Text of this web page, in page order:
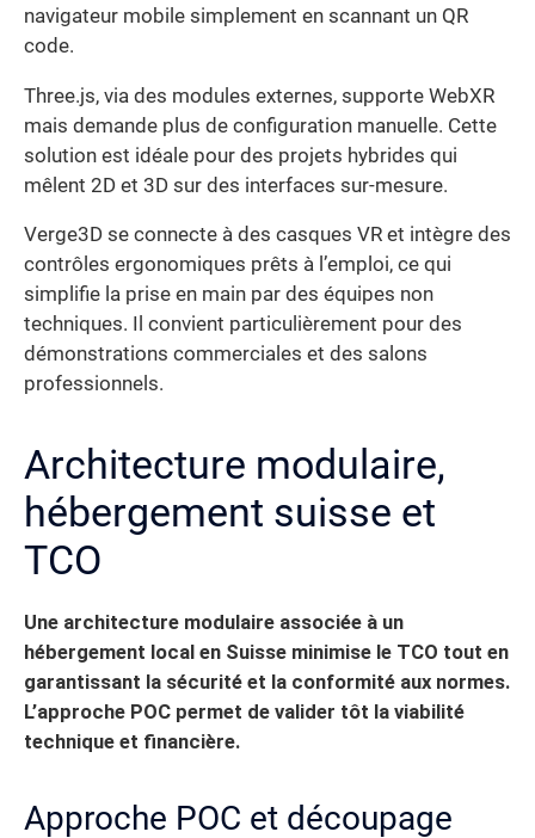
navigateur mobile simplement en scannant un QR
code.
Three.js, via des modules externes, supporte WebXR
mais demande plus de configuration manuelle. Cette
solution est idéale pour des projets hybrides qui
mêlent 2D et 3D sur des interfaces sur-mesure.
Verge3D se connecte à des casques VR et intègre des
contrôles ergonomiques prêts à l’emploi, ce qui
simplifie la prise en main par des équipes non
techniques. Il convient particulièrement pour des
démonstrations commerciales et des salons
professionnels.
Architecture modulaire,
hébergement suisse et
TCO
Une architecture modulaire associée à un
hébergement local en Suisse minimise le TCO tout en
garantissant la sécurité et la conformité aux normes.
L’approche POC permet de valider tôt la viabilité
technique et financière.
Approche POC et découpage